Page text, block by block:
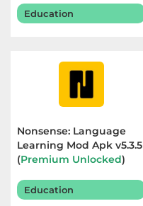
Education
Nonsense: Language
Learning Mod Apk v5.3.5
(Premium Unlocked)
Education